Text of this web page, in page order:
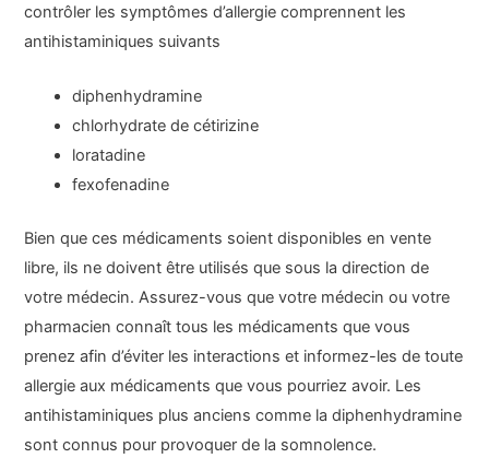
contrôler les symptômes d’allergie comprennent les
antihistaminiques suivants
diphenhydramine
chlorhydrate de cétirizine
loratadine
fexofenadine
Bien que ces médicaments soient disponibles en vente
libre, ils ne doivent être utilisés que sous la direction de
votre médecin. Assurez-vous que votre médecin ou votre
pharmacien connaît tous les médicaments que vous
prenez afin d’éviter les interactions et informez-les de toute
allergie aux médicaments que vous pourriez avoir. Les
antihistaminiques plus anciens comme la diphenhydramine
sont connus pour provoquer de la somnolence.